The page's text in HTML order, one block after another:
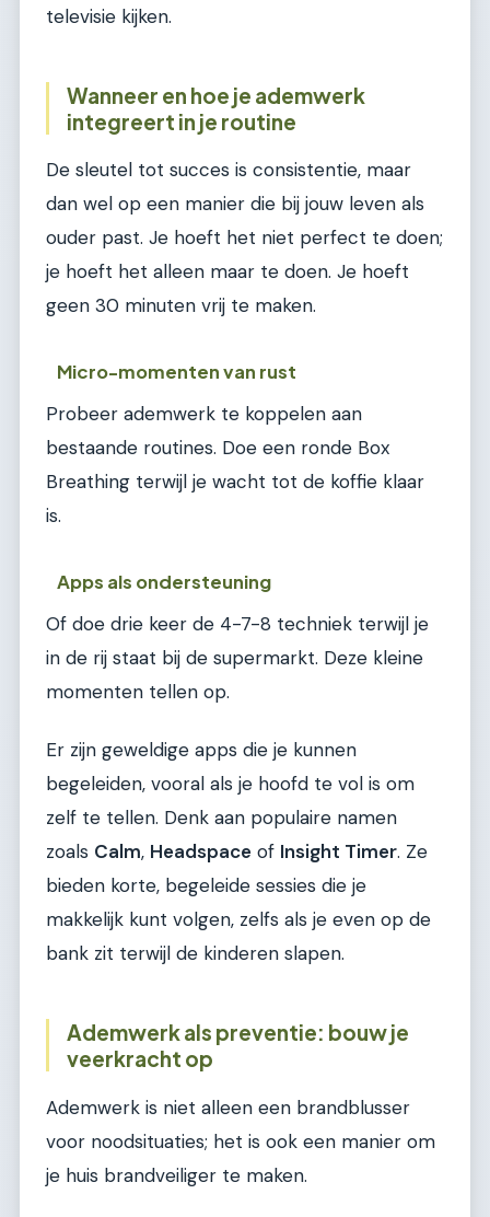
televisie kijken.
Wanneer en hoe je ademwerk
integreert in je routine
De sleutel tot succes is consistentie, maar
dan wel op een manier die bij jouw leven als
ouder past. Je hoeft het niet perfect te doen;
je hoeft het alleen maar te doen. Je hoeft
geen 30 minuten vrij te maken.
Micro-momenten van rust
Probeer ademwerk te koppelen aan
bestaande routines. Doe een ronde Box
Breathing terwijl je wacht tot de koffie klaar
is.
Apps als ondersteuning
Of doe drie keer de 4-7-8 techniek terwijl je
in de rij staat bij de supermarkt. Deze kleine
momenten tellen op.
Er zijn geweldige apps die je kunnen
begeleiden, vooral als je hoofd te vol is om
zelf te tellen. Denk aan populaire namen
zoals Calm, Headspace of Insight Timer. Ze
bieden korte, begeleide sessies die je
makkelijk kunt volgen, zelfs als je even op de
bank zit terwijl de kinderen slapen.
Ademwerk als preventie: bouw je
veerkracht op
Ademwerk is niet alleen een brandblusser
voor noodsituaties; het is ook een manier om
je huis brandveiliger te maken.